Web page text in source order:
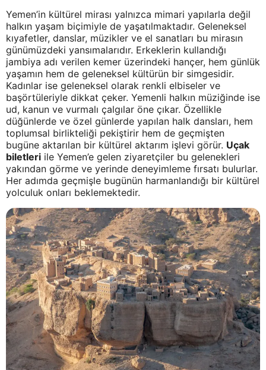
Yemen’in kültürel mirası yalnızca mimari yapılarla değil
halkın yaşam biçimiyle de yaşatılmaktadır. Geleneksel
kıyafetler, danslar, müzikler ve el sanatları bu mirasın
günümüzdeki yansımalarıdır. Erkeklerin kullandığı
jambiya adı verilen kemer üzerindeki hançer, hem günlük
yaşamın hem de geleneksel kültürün bir simgesidir.
Kadınlar ise geleneksel olarak renkli elbiseler ve
başörtüleriyle dikkat çeker. Yemenli halkın müziğinde ise
ud, kanun ve vurmalı çalgılar öne çıkar. Özellikle
düğünlerde ve özel günlerde yapılan halk dansları, hem
toplumsal birlikteliği pekiştirir hem de geçmişten
bugüne aktarılan bir kültürel aktarım işlevi görür. Uçak
biletleri ile Yemen’e gelen ziyaretçiler bu gelenekleri
yakından görme ve yerinde deneyimleme fırsatı bulurlar.
Her adımda geçmişle bugünün harmanlandığı bir kültürel
yolculuk onları beklemektedir.